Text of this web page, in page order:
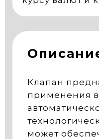
Клапан
применения в
может